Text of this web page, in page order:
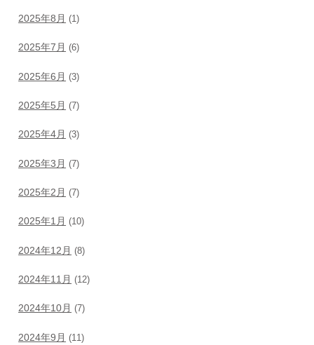
2025年8月 (1)
2025年7月 (6)
2025年6月 (3)
2025年5月 (7)
2025年4月 (3)
2025年3月 (7)
2025年2月 (7)
2025年1月 (10)
2024年12月 (8)
2024年11月 (12)
2024年10月 (7)
2024年9月 (11)